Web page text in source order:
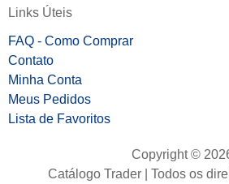
Links Úteis
FAQ - Como Comprar
Contato
Minha Conta
Meus Pedidos
Lista de Favoritos
Copyright ©
Catálogo Trader | Todos os